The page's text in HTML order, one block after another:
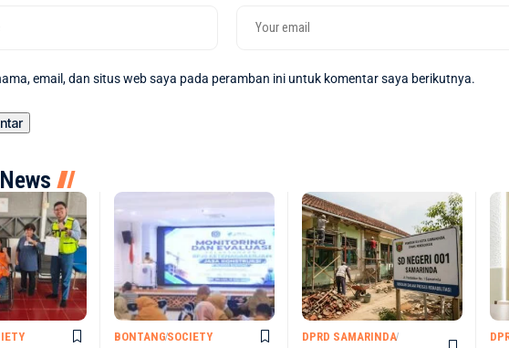
email, dan situs web saya pada peramban ini untuk komentar saya berikutnya.
BONTANGSOCIETY
DPRD SAMARINDA